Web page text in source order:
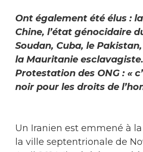
Ont également été élus :
Chine, l’état génocidaire
Soudan, Cuba, le
la Mauritanie esclavagiste.
Protestation des ONG : «
noir pour les droits de
Un Iranien est emmené à
la ville septentrionale de